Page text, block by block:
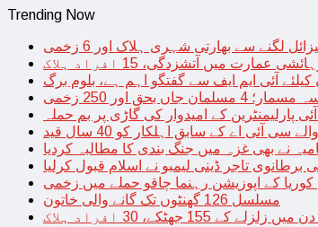
Trending Now
لگنے سے بھارتی شہری ہلاک اور 6 زخمی
عمارت میں آتشزدگی، 15 افراد ہلاک
کیلئے آئی ایم ایف سے گفتگو اہم ہے، بلوم برگ
جاں بحق اور 250 زخمی
پارلیمنٹرین کے امیدوار کی گاڑی پر بم حملہ
آئی اے کے سابق اہلکار کو 40 سال قید
نے بھی غزہ میں جنگ بندی کا مطالبہ کردیا
برطانوی تاجر ڈینی لیمبو نے اسلام قبول کرلیا
کوریا کے اپوزیشن رہنما چاقو حملے میں زخمی
مسلسل 126 گھنٹوں تک گانے والی خاتون
کے 155 جھٹکے، 30 افراد ہلاک